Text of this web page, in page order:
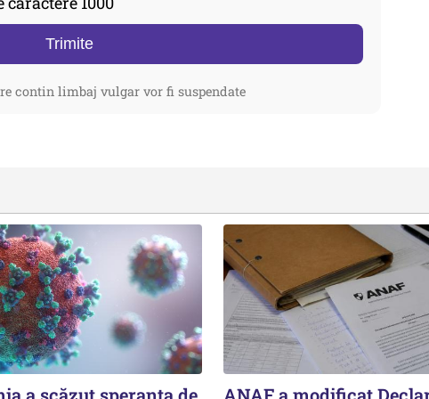
Trimite
contin limbaj vulgar vor fi suspendate